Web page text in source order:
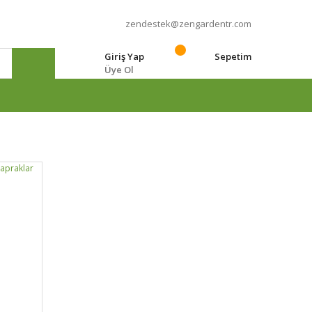
zendestek@zengardentr.com
Giriş Yap
Üye Ol
Sepetim